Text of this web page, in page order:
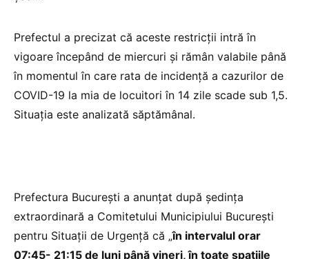
Prefectul a precizat că aceste restricții intră în
vigoare începând de miercuri și rămân valabile până
în momentul în care rata de incidență a cazurilor de
COVID-19 la mia de locuitori în 14 zile scade sub 1,5.
Situația este analizată săptămânal.
Prefectura București a anunțat după şedinţa
extraordinară a Comitetului Municipiului București
pentru Situații de Urgență că „în intervalul orar
07:45- 21:15 de luni până vineri, în toate spațiile